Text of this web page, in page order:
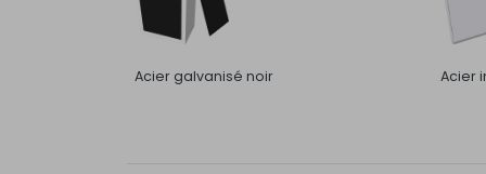
Acier galvanisé noir Acier